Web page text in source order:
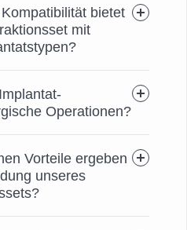
bietet
mit
Operationen?
Vorteile ergeben
unseres